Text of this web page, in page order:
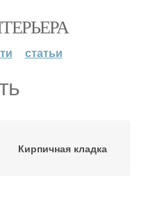
статьи
Кирпичная кладка